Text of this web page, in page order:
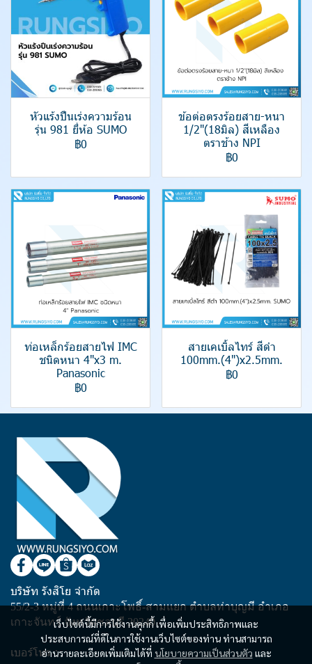
หัวแร้งปืนเร่งความร้อน
รุ่น 981 ยี่ห้อ SUMO
฿0
ข้อต่อตรงร้อยสาย-หนา
1/2"(18มิล) สีเหลือง
ตราช้าง NPI
฿0
ท่อเหล็กร้อยสายไฟ IMC
ชนิดหนา 4"x3 m.
Panasonic
฿0
สายเคเบิ้ลไทร์ สีดำ
100mm.(4")x2.5mm.
฿0
เว็บไซต์นี้มีการใช้งานคุกกี้ เพื่อเพิ่มประสิทธิภาพและ
ประสบการณ์ที่ดีในการใช้งานเว็บไซต์ของท่าน ท่านสามารถ
อ่านรายละเอียดเพิ่มเติมได้ที่ นโยบายความเป็นส่วนตัว และ
บริษัท รังสิโย จำกัด
55/2-3 หมู่ที่ 4 ถนนเกาะโพธิ์-สามแยก ตำบลท่าบุญมี อำเภอ
เกาะจันทร์ จังหวัดชลบุรี 20240
เบอร์โทร :